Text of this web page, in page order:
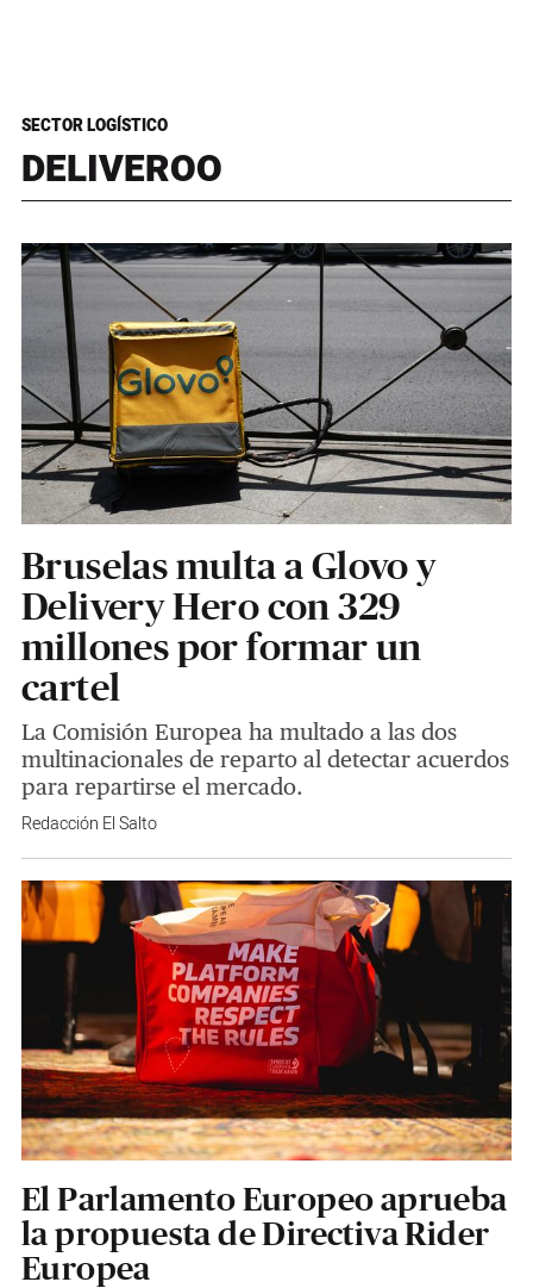
SECTOR LOGÍSTICO
DELIVEROO
Bruselas multa a Glovo y
Delivery Hero con 329
millones por formar un
cartel
La Comisión Europea ha multado a las dos
multinacionales de reparto al detectar acuerdos
para repartirse el mercado.
Redacción El Salto
El Parlamento Europeo aprueba
la propuesta de Directiva Rider
Europea